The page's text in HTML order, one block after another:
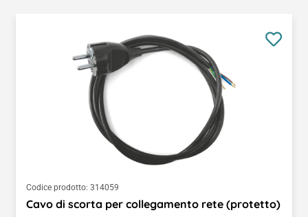
Codice prodotto: 314059
Cavo di scorta per collegamento rete (protetto)